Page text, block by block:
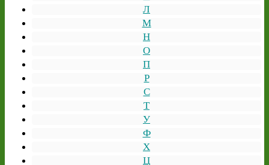
Л
М
Н
О
П
Р
С
Т
У
Ф
Х
Ц